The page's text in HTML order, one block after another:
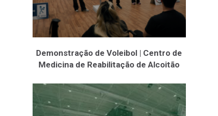
Demonstração de Voleibol | Centro de
Medicina de Reabilitação de Alcoitão